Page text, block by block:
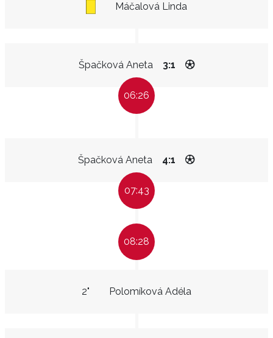
Máčalová Linda
Špačková Aneta 3:1
06:26
Špačková Aneta 4:1
07:43
08:28
Polomíková Adéla
2"